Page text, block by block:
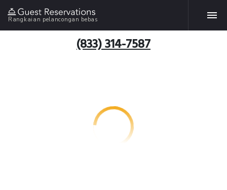
Rangkaian pelancongan bebas
(833) 314-7587